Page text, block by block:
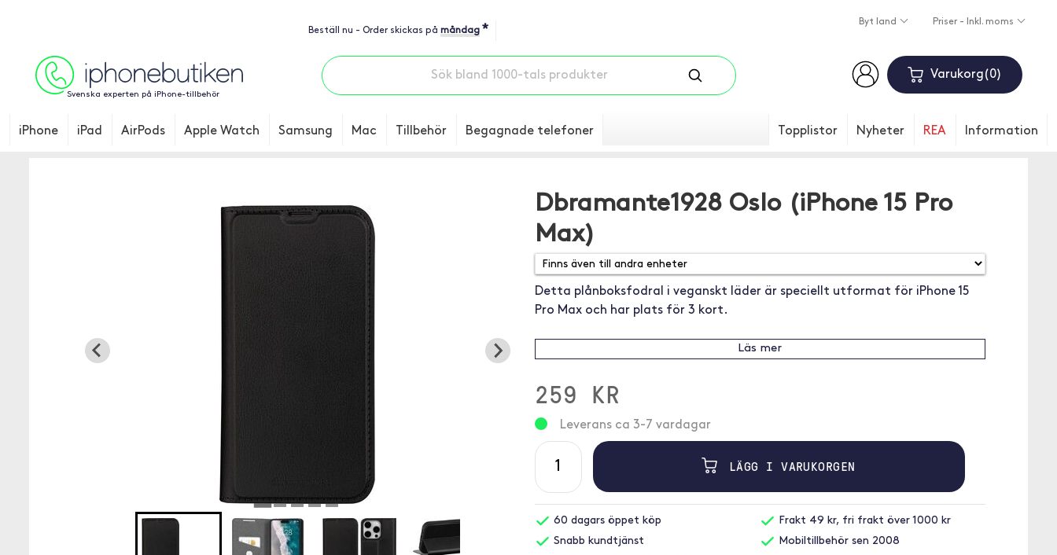
Beställ nu - Order skickas på måndag *
Byt land Priser - Inkl. moms
Svenska experten på iPhone-tillbehör
Varukorg 0
iPhone iPad AirPods Apple Watch Samsung Mac Tillbehör Begagnade telefoner Topplistor Nyheter REA Information
Dbramante1928 Oslo (iPhone 15 Pro
Max)
Detta plånboksfodral i veganskt läder är speciellt utformat för iPhone 15
Pro Max och har plats för 3 kort.
Läs mer
259 KR
Leverans ca 3-7 vardagar
LÄGG I VARUKORGEN
60 dagars öppet köp
Frakt 49 kr, fri frakt över 1000 kr
Snabb kundtjänst
Mobiltillbehör sen 2008